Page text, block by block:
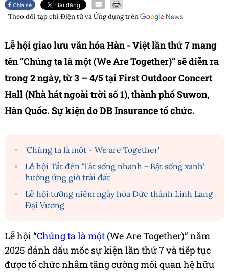
Chia sẻ
Theo dõi tạp chíĐiện tử và Ứng dụngtrên
Lễ hội giao lưu văn hóa Hàn - Việt lần thứ 7 mang
tên “Chúng ta là một (We Are Together)” sẽ diễn ra
trong 2 ngày, từ 3 – 4/5 tại First Outdoor Concert
Hall (Nhà hát ngoài trời số 1), thành phố Suwon,
Hàn Quốc. Sự kiện do DB Insurance tổ chức.
'Chúng ta là một - We are Together'
Lễ hội Tắt đèn 'Tắt sống nhanh - Bật sống xanh'
hưởng ứng giờ trái đất
Lễ hội tưởng niệm ngày hóa Đức thánh Linh Lang
Đại Vương
Lễ hội “Chúng ta là một (We Are Together)” năm
2025 đánh dấu mốc sự kiện lần thứ 7 và tiếp tục
được tổ chức nhằm tăng cường mối quan hệ hữu